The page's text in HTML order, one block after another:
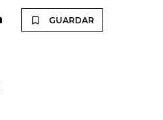
GUARDAR